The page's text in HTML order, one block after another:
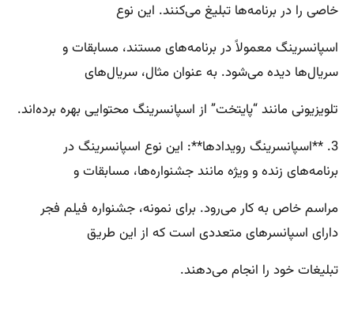
خاصی را در برنامه‌ها تبلیغ می‌کنند. این نوع
اسپانسرینگ معمولاً در برنامه‌های مستند، مسابقات و
سریال‌ها دیده می‌شود. به عنوان مثال، سریال‌های
تلویزیونی مانند “پایتخت” از اسپانسرینگ محتوایی بهره برده‌اند.
3. **اسپانسرینگ رویدادها**: این نوع اسپانسرینگ در
برنامه‌های زنده و ویژه مانند جشنواره‌ها، مسابقات و
مراسم خاص به کار می‌رود. برای نمونه، جشنواره فیلم فجر
دارای اسپانسرهای متعددی است که از این طریق
تبلیغات خود را انجام می‌دهند.